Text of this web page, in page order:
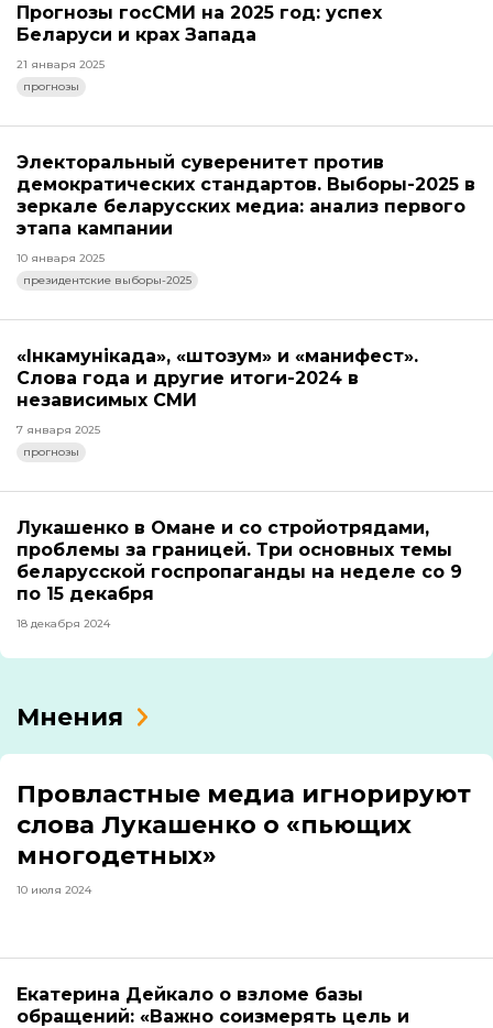
Прогнозы госСМИ на 2025 год: успех
Беларуси и крах Запада
21 января 2025
прогнозы
Электоральный суверенитет против
демократических стандартов. Выборы-2025 в
зеркале беларусских медиа: анализ первого
этапа кампании
10 января 2025
президентские выборы-2025
«Інкамунікада», «штозум» и «манифест».
Слова года и другие итоги-2024 в
независимых СМИ
7 января 2025
прогнозы
Лукашенко в Омане и со стройотрядами,
проблемы за границей. Три основных темы
беларусской госпропаганды на неделе со 9
по 15 декабря
18 декабря 2024
Мнения
Провластные медиа игнорируют
слова Лукашенко о «пьющих
многодетных»
10 июля 2024
Екатерина Дейкало о взломе базы
обращений: «Важно соизмерять цель и